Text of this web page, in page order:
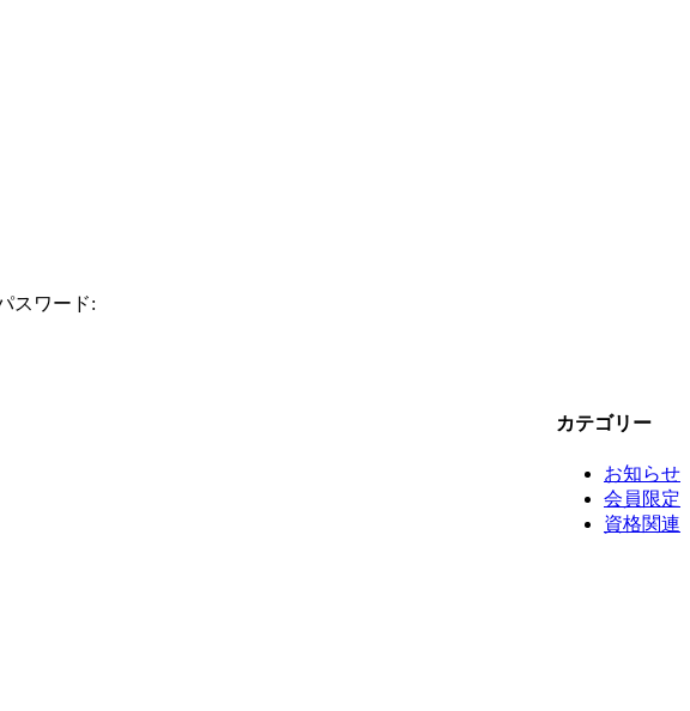
スワード:
カテゴリー
お知らせ
会員限定
資格関連